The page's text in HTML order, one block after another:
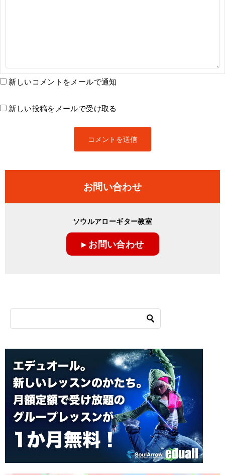
新しいコメントをメールで通知
新しい投稿をメールで受け取る
お問い合わせ
ソウルアローギター教室
▸ お問い合わせ